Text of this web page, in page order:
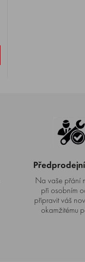
Na vaše přání
při osobním
připravit váš
okamžitému